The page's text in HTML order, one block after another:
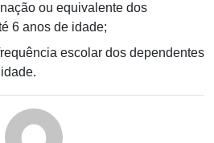
ou equivalente dos
6 anos de idade;
escolar dos dependentes